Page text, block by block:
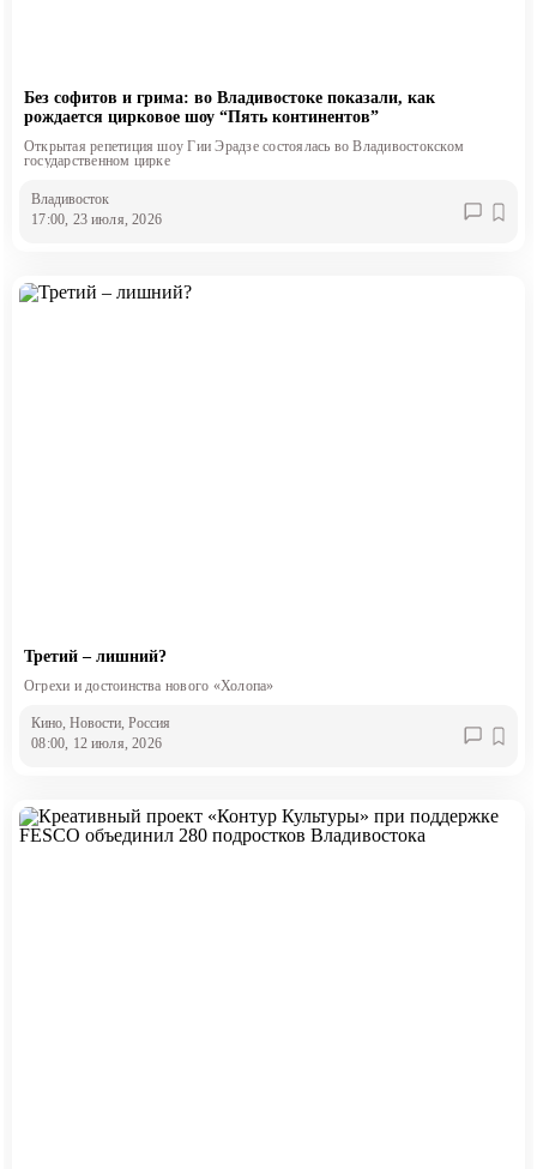
Без софитов и грима: во Владивостоке показали, как
рождается цирковое шоу “Пять континентов”
Открытая репетиция шоу Гии Эрадзе состоялась во Владивостокском
государственном цирке
Владивосток
17:00, 23 июля, 2026
Третий – лишний?
Огрехи и достоинства нового «Холопа»
Кино, Новости, Россия
08:00, 12 июля, 2026